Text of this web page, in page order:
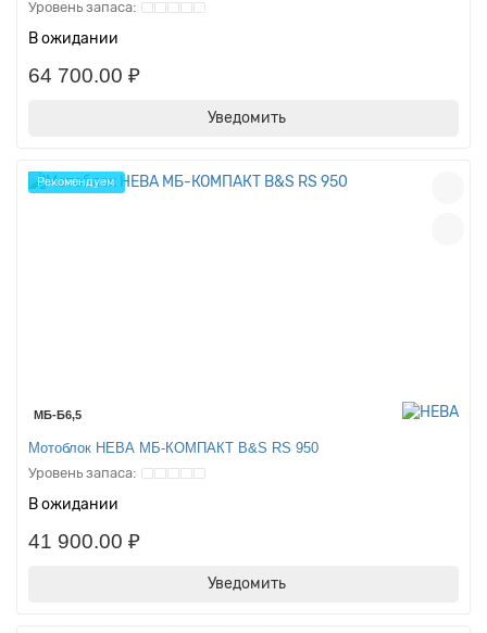
В ожидании
64 700.00 ₽
Уведомить
Рекомендуем
МБ-Б6,5
Мотоблок НЕВА МБ-КОМПАКТ B&S RS 950
В ожидании
41 900.00 ₽
Уведомить